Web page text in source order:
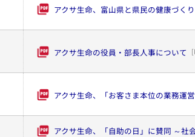
アクサ生命、富山県と県民の健康づく
アクサ生命の役員・部長人事について
アクサ生命、「お客さま本位の業務運
アクサ生命、「自助の日」に賛同 ～社